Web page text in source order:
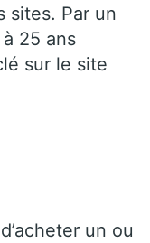
sites. Par un
25 ans
sur le site
un ou